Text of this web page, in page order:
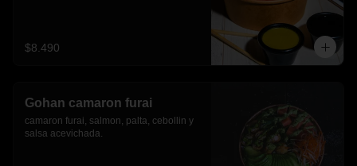
$8.490
Gohan camaron furai
camaron furai, salmon, palta, cebollin y
salsa acevichada.